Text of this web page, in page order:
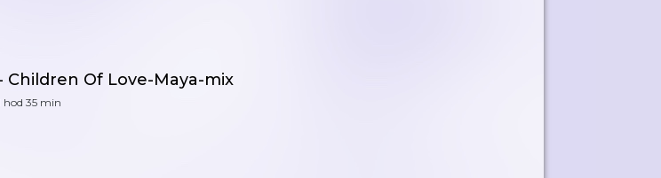
Children Of Love-Maya-mix
hod 35 min